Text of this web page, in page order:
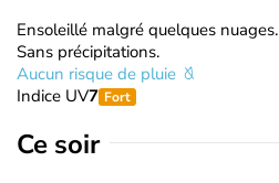
Ensoleillé malgré quelques nuages.
Sans précipitations.
Aucun risque de pluie
Indice UV7 Fort
Ce soir